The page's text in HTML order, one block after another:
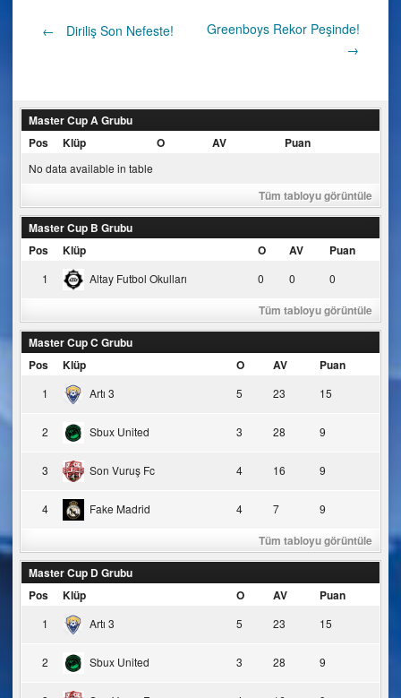
Post
← Diriliş Son Nefeste!
Greenboys Rekor Peşinde!
→
Master Cup A Grubu
Pos
Klüp O AV Puan
No data available in table
Tüm tabloyu görüntüle
Master Cup B Grubu
Pos
Klüp O AV Puan
1 Altay Futbol Okulları 0 0 0
Tüm tabloyu görüntüle
Master Cup C Grubu
Pos
Klüp O AV Puan
1 Artı 3 5 23 15
2 Sbux United 3 28 9
3 Son Vuruş Fc 4 16 9
4 Fake Madrid 4 7 9
Tüm tabloyu görüntüle
Master Cup D Grubu
Pos
Klüp O AV Puan
1 Artı 3 5 23 15
2 Sbux United 3 28 9